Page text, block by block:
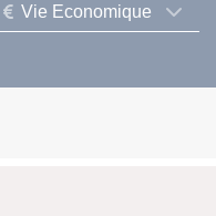
Vie Economique